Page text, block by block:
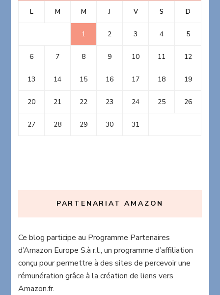
L M M J V S D
1 2 3 4 5
6 7 8 9 10 11 12
13 14 15 16 17 18 19
20 21 22 23 24 25 26
27 28 29 30 31
PARTENARIAT AMAZON
Ce blog participe au Programme Partenaires
d’Amazon Europe S.à r.l., un programme d’affiliation
conçu pour permettre à des sites de percevoir une
rémunération grâce à la création de liens vers
Amazon.fr.